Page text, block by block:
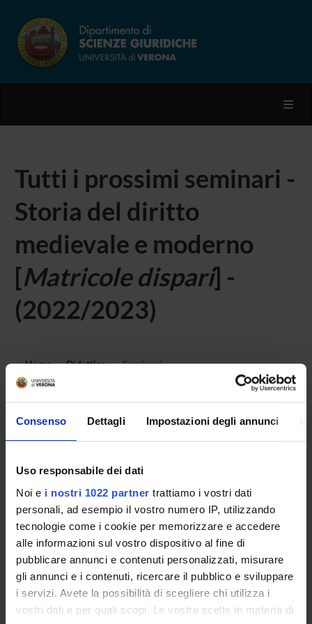
Consenso Dettagli Impostazioni degli annunci
Uso responsabile dei dati
Noi e i nostri 1022 partner trattiamo i vostri dati
personali, ad esempio il vostro numero IP, utilizzando
tecnologie come i cookie per memorizzare e accedere
alle informazioni sul vostro dispositivo al fine di
pubblicare annunci e contenuti personalizzati, misurare
gli annunci e i contenuti, ricercare il pubblico e sviluppare
i servizi. Avete la possibilità di scegliere chi utilizza i
vostri dati e per quali scopi. Le vostre scelte in materia di
Tutti i prossimi seminari -
Storia del diritto
medievale e moderno
[Matricole dispari] -
(2022/2023)
Home Didattica Seminari
Non è stato trovato alcun seminario relativo
all'insegnamento Storia del diritto medievale e moderno.
CORSI DI STUDIO
DOTTORATI DI RICERCA E FORMAZIONE
SUPERIORE
Contatti
Persone